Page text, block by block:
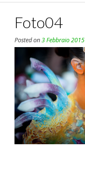
Foto04
Posted on3 Febbraio 2015